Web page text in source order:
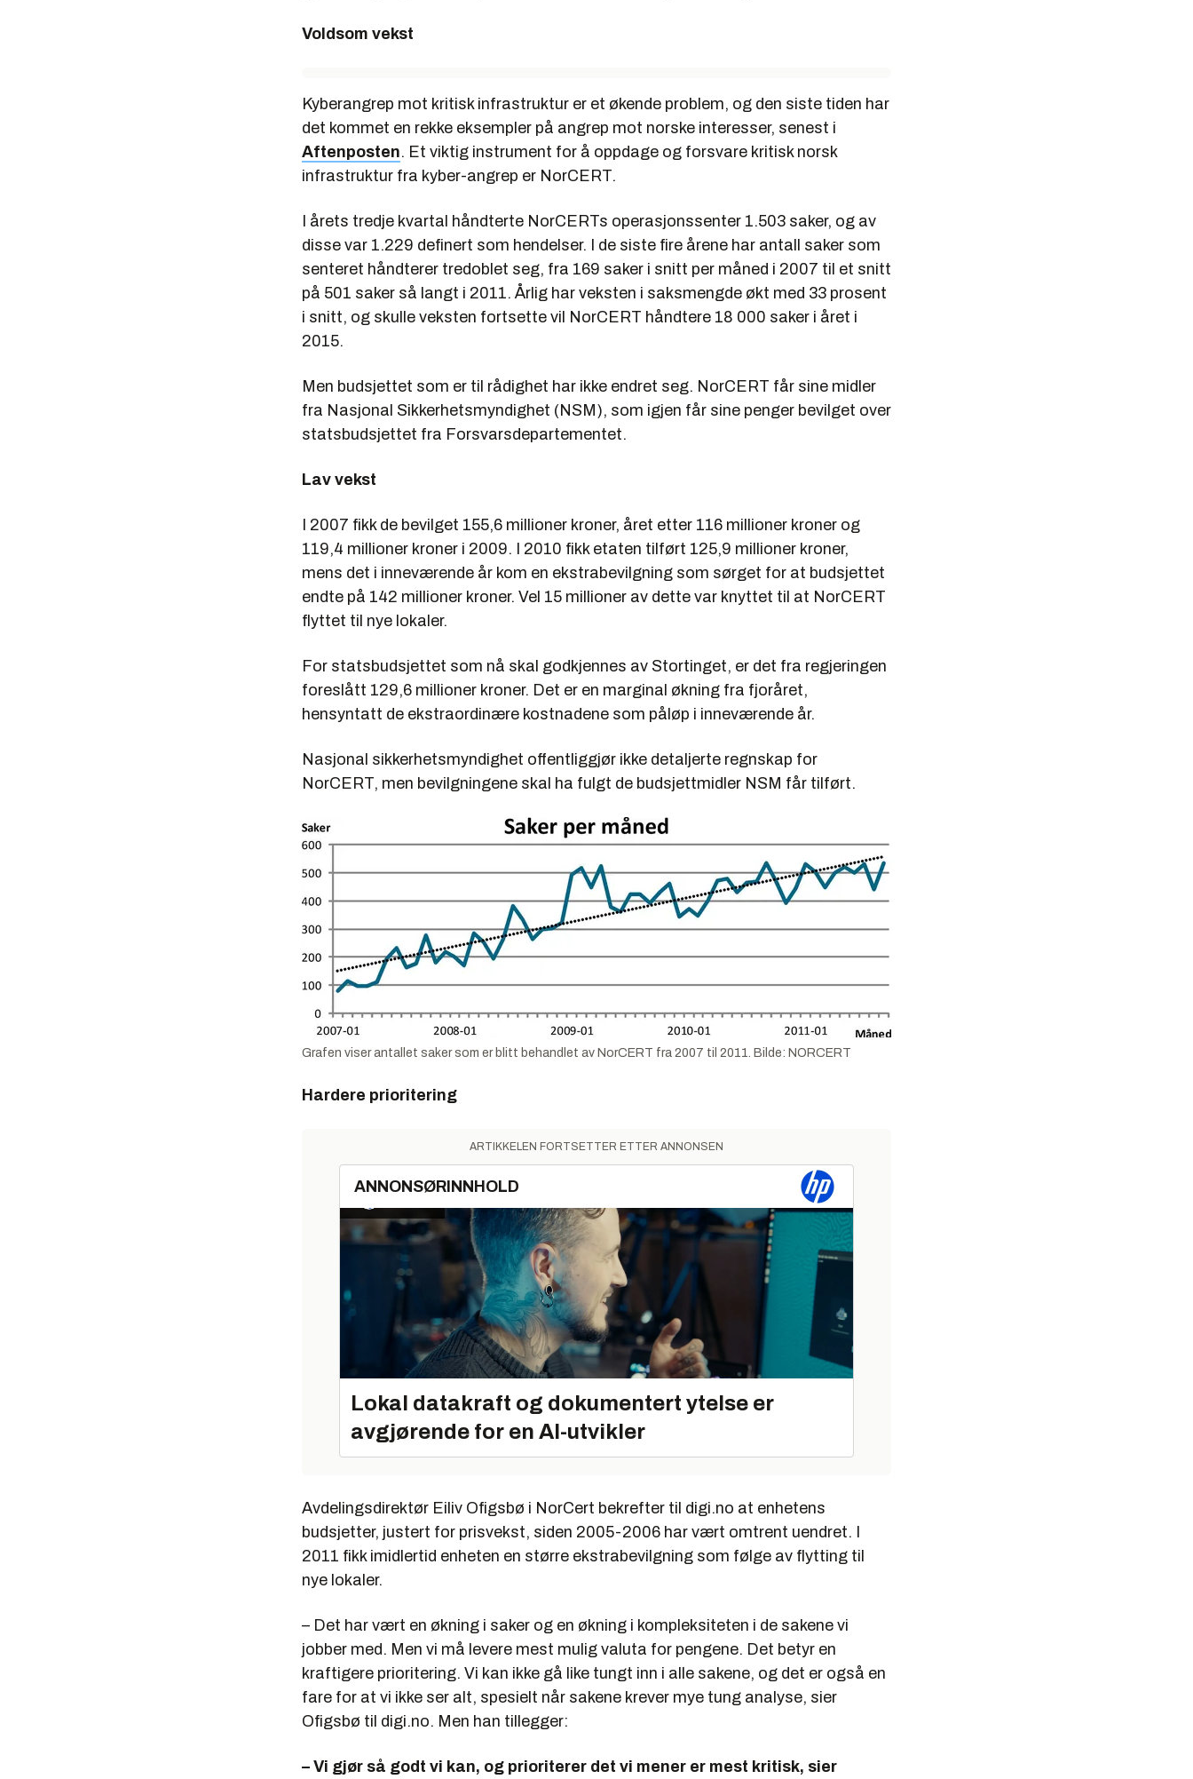
Voldsom vekst
Kyberangrep mot kritisk infrastruktur er et økende problem, og den siste tiden har
det kommet en rekke eksempler på angrep mot norske interesser, senest i
Aftenposten. Et viktig instrument for å oppdage og forsvare kritisk norsk
infrastruktur fra kyber-angrep er NorCERT.
I årets tredje kvartal håndterte NorCERTs operasjonssenter 1.503 saker, og av
disse var 1.229 definert som hendelser. I de siste fire årene har antall saker som
senteret håndterer tredoblet seg, fra 169 saker i snitt per måned i 2007 til et snitt
på 501 saker så langt i 2011. Årlig har veksten i saksmengde økt med 33 prosent
i snitt, og skulle veksten fortsette vil NorCERT håndtere 18 000 saker i året i
2015.
Men budsjettet som er til rådighet har ikke endret seg. NorCERT får sine midler
fra Nasjonal Sikkerhetsmyndighet (NSM), som igjen får sine penger bevilget over
statsbudsjettet fra Forsvarsdepartementet.
Lav vekst
I 2007 fikk de bevilget 155,6 millioner kroner, året etter 116 millioner kroner og
119,4 millioner kroner i 2009. I 2010 fikk etaten tilført 125,9 millioner kroner,
mens det i inneværende år kom en ekstrabevilgning som sørget for at budsjettet
endte på 142 millioner kroner. Vel 15 millioner av dette var knyttet til at NorCERT
flyttet til nye lokaler.
For statsbudsjettet som nå skal godkjennes av Stortinget, er det fra regjeringen
foreslått 129,6 millioner kroner. Det er en marginal økning fra fjoråret,
hensyntatt de ekstraordinære kostnadene som påløp i inneværende år.
Nasjonal sikkerhetsmyndighet offentliggjør ikke detaljerte regnskap for
NorCERT, men bevilgningene skal ha fulgt de budsjettmidler NSM får tilført.
Grafen viser antallet saker som er blitt behandlet av NorCERT fra 2007 til 2011. Bilde: NORCERT
Hardere prioritering
ARTIKKELEN FORTSETTER ETTER ANNONSEN
ANNONSØRINNHOLD
Lokal datakraft og dokumentert ytelse er
avgjørende for en AI-utvikler
Avdelingsdirektør Eiliv Ofigsbø i NorCert bekrefter til digi.no at enhetens
budsjetter, justert for prisvekst, siden 2005-2006 har vært omtrent uendret. I
2011 fikk imidlertid enheten en større ekstrabevilgning som følge av flytting til
nye lokaler.
– Det har vært en økning i saker og en økning i kompleksiteten i de sakene vi
jobber med. Men vi må levere mest mulig valuta for pengene. Det betyr en
kraftigere prioritering. Vi kan ikke gå like tungt inn i alle sakene, og det er også en
fare for at vi ikke ser alt, spesielt når sakene krever mye tung analyse, sier
Ofigsbø til digi.no. Men han tillegger:
– Vi gjør så godt vi kan, og prioriterer det vi mener er mest kritisk, sier